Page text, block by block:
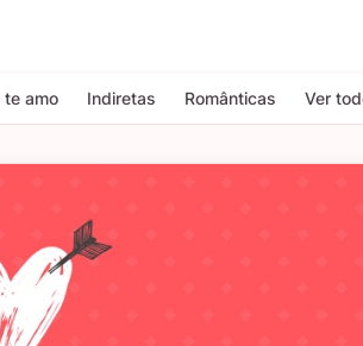
te amo Indiretas Românticas Ver